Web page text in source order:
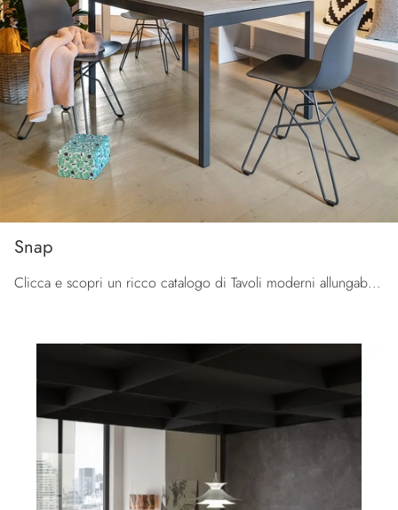
Snap
Clicca e scopri un ricco catalogo di Tavoli moderni allungabili da cucina! Il modello Snap di Connubia ti aspetta.